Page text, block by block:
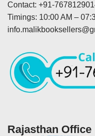
Contact: +91-
Timings: 10:00 AM –
Rajasthan Office